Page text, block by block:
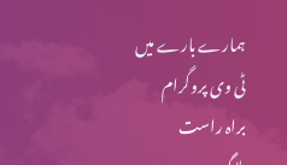
ہمارے بارے میں
ٹی وی پروگرام
براہ راست